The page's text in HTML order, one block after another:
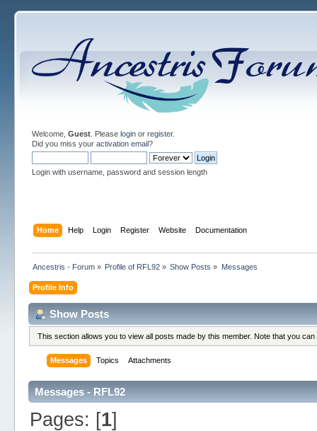
Welcome, Guest. Please loginor register.
Did you miss your activation email?
Login with username, password and session length
Home Help Login Register Website Documentation
Ancestris - Forum» Profile of RFL92 » Show Posts » Messages
Profile Info
Show Posts
This section allows you to view all posts made by this member. Note that you
Messages Topics Attachments
Messages - RFL92
Pages: [1]